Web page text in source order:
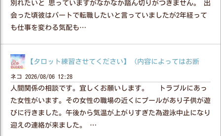
別れたいと 思っていますがなかなか踏ん切りがつきません。 出
会った頃彼はパートで転職したいと言っていましたが2年経って
も仕事を変わる気配も…
【タロット練習させてください】（内容によってはお断
ネコ 2026/08/06 12:28
人間関係の相談です。宜しくお願いします。 トラブルにあっ
た女性がいます。その女性の職場の近くにプールがあり子供が遊
びに行きました。午後から気温が上がりすぎた為遊泳中止になり
迎えの連絡が来ました。 …